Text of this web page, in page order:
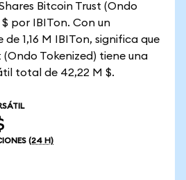
Bitcoin Trust (Ondo
por IBITon. Con un
1,16 M IBITon, significa que
(Ondo Tokenized) tiene una
total de 42,22 M $.
(24 H)